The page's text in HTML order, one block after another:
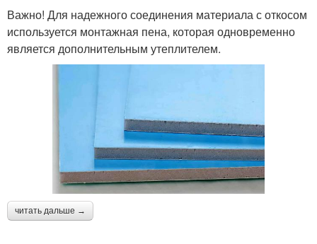
Важно! Для надежного соединения материала с откосом
используется монтажная пена, которая одновременно
является дополнительным утеплителем.
читать дальше →